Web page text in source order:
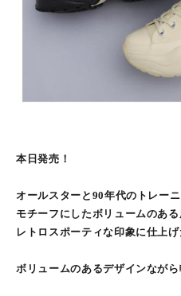
本日発売！
オールスターと90年代のトレー
モチーフにしたボリュームのある
レトロスポーティな印象に仕上げ
ボリュームのあるデザインながら